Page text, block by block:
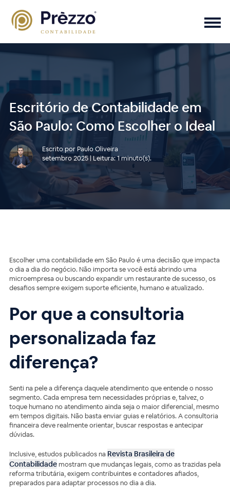
Escritório de Contabilidade em
São Paulo: Como Escolher o Ideal
Escrito por Paulo Oliveira
setembro 2025 | Leitura: 1 minuto(s).
Escolher uma contabilidade em São Paulo é uma decisão que impacta
o dia a dia do negócio. Não importa se você está abrindo uma
microempresa ou buscando expandir um restaurante de sucesso, os
desafios sempre exigem suporte eficiente, humano e atualizado.
Por que a consultoria
personalizada faz
diferença?
Senti na pele a diferença daquele atendimento que entende o nosso
segmento. Cada empresa tem necessidades próprias e, talvez, o
toque humano no atendimento ainda seja o maior diferencial, mesmo
em tempos digitais. Não basta enviar guias e relatórios. A consultoria
financeira deve realmente orientar, buscar respostas e antecipar
dúvidas.
Inclusive, estudos publicados na Revista Brasileira de
Contabilidademostram que mudanças legais, como as trazidas pela
reforma tributária, exigem contribuintes e contadores afiados,
preparados para adaptar processos no dia a dia.